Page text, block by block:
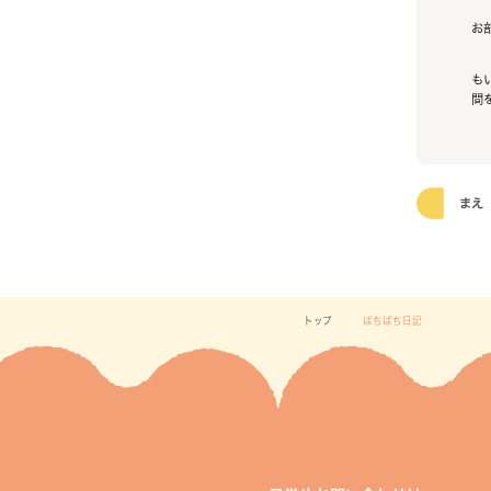
お
も
間
まえ
トップ ぱちぱち日記